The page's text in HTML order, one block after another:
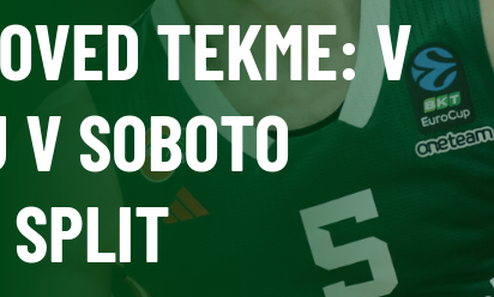
TEKME: V
SOBOTO
SPLIT